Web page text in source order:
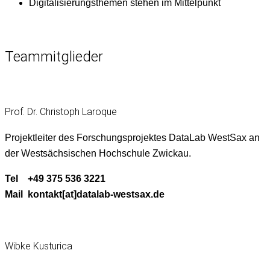
Dig­i­tal­isierungs­the­men ste­hen im Mittelpunkt
Teammitglieder
Prof. Dr. Christoph Laroque
Pro­jek­tleit­er des Forschung­spro­jek­tes Data­L­ab West­Sax an
der West­säch­sis­chen Hochschule Zwickau.
Tel +49 375 536 3221
Mail kontakt[at]datalab-westsax.de
Wibke Kusturica